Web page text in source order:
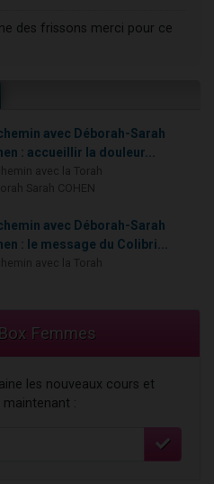
des frissons merci pour ce
avec Déborah-Sarah
: accueillir la douleur...
avec Déborah-Sarah
: le message du Colibri...
Femmes
les nouveaux cours et
: